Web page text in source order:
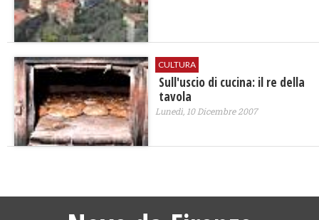
CULTURA
Sull'uscio di cucina: il re della
tavola
Lunedì, 10 Dicembre 2007